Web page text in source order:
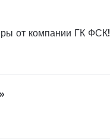
от компании ГК ФСК!